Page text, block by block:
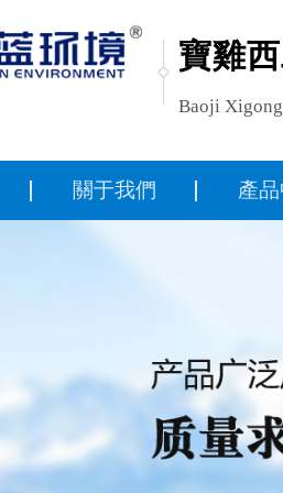
寶雞
Baoji
關于我們
聯系我們
產
鈦管
其他